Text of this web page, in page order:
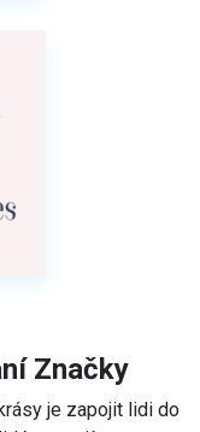
Značky
je zapojit lidi do